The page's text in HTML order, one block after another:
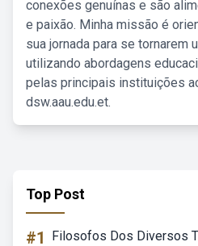
conexões genuínas e são
e paixão. Minha missão é
sua jornada para se tornarem
utilizando abordagens
pelas principais instituições
dsw.aau.edu.et.
Top Post
#1
Filosofos Dos Diversos